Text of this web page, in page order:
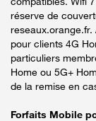
réserve de
reseaux.orange.fr.
pour clients 4G
particuliers
Home ou 5G+
de la remise en
Forfaits Mobile